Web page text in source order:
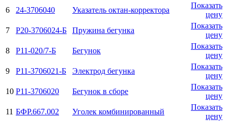
6
24-3706040 Указатель октан-корректора
Показать
цену
7
Р20-3706024-Б Пружина бегунка
Показать
цену
8
Р11-020/7-Б Бегунок
Показать
цену
9
Р11-3706021-Б Электрод бегунка
Показать
цену
10 Р11-3706020 Бегунок в сборе
Показать
цену
11 БФР.667.002 Уголек комбинированный
Показать
цену